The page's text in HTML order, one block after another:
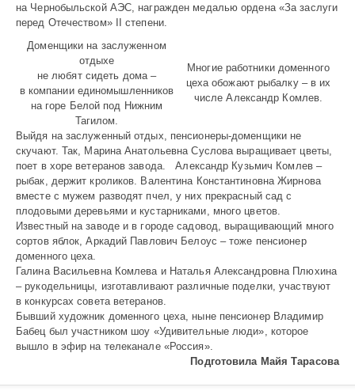
на Чернобыльской АЭС, награжден медалью ордена «За заслуги
перед Отечеством» II степени.
Доменщики на заслуженном
отдыхе
не любят сидеть дома –
в компании единомышленников
на горе Белой под Нижним
Тагилом.
Многие работники доменного
цеха обожают рыбалку – в их
числе Александр Комлев.
Выйдя на заслуженный отдых, пенсионеры-доменщики не
скучают. Так, Марина Анатольевна Суслова выращивает цветы,
поет в хоре ветеранов завода. Александр Кузьмич Комлев –
рыбак, держит кроликов. Валентина Константиновна Жирнова
вместе с мужем разводят пчел, у них прекрасный сад с
плодовыми деревьями и кустарниками, много цветов.
Известный на заводе и в городе садовод, выращиваю­щий много
сортов яблок, Аркадий Павлович Белоус – тоже пенсионер
доменного цеха.
Галина Васильевна Комлева и Наталья Александровна Плюхина
– рукодельницы, изготавливают различные поделки, участвуют
в конкурсах совета ветеранов.
Бывший художник доменного цеха, ныне пенсио­нер Владимир
Бабец был участником шоу «Удивительные люди», которое
вышло в эфир на телеканале «Россия».
Подготовила Майя Тарасова